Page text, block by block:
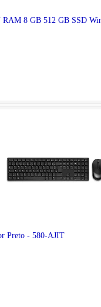
8 GB 512 GB SSD
Preto - 580-AJIT